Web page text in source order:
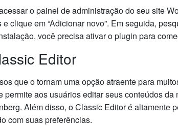
o painel de administração do seu site
clique em “Adicionar novo”. Em seguida,
você precisa ativar o plugin para
Editor
que o tornam uma opção atraente para
aos usuários editar seus conteúdos da
Além disso, o Classic Editor é altamente
com suas preferências.